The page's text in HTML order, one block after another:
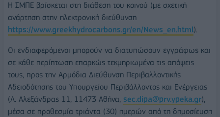
H ΣΜΠΕ βρίσκεται στη διάθεση του κοινού (με σχετική
ανάρτηση στην ηλεκτρονική διεύθυνση
https://www.greekhydrocarbons.gr/en/News_en.html).
Οι ενδιαφερόμενοι μπορούν να διατυπώσουν εγγράφως και
σε κάθε περίπτωση επαρκώς τεκμηριωμένα τις απόψεις
τους, προς την Αρμόδια Διεύθυνση Περιβαλλοντικής
Αδειοδότησης του Υπουργείου Περιβάλλοντος και Ενέργειας
(Λ. Αλεξάνδρας 11, 11473 Αθήνα, sec.dipa@prv.ypeka.gr),
μέσα σε προθεσμία τριάντα (30) ημερών από τη δημοσίευση